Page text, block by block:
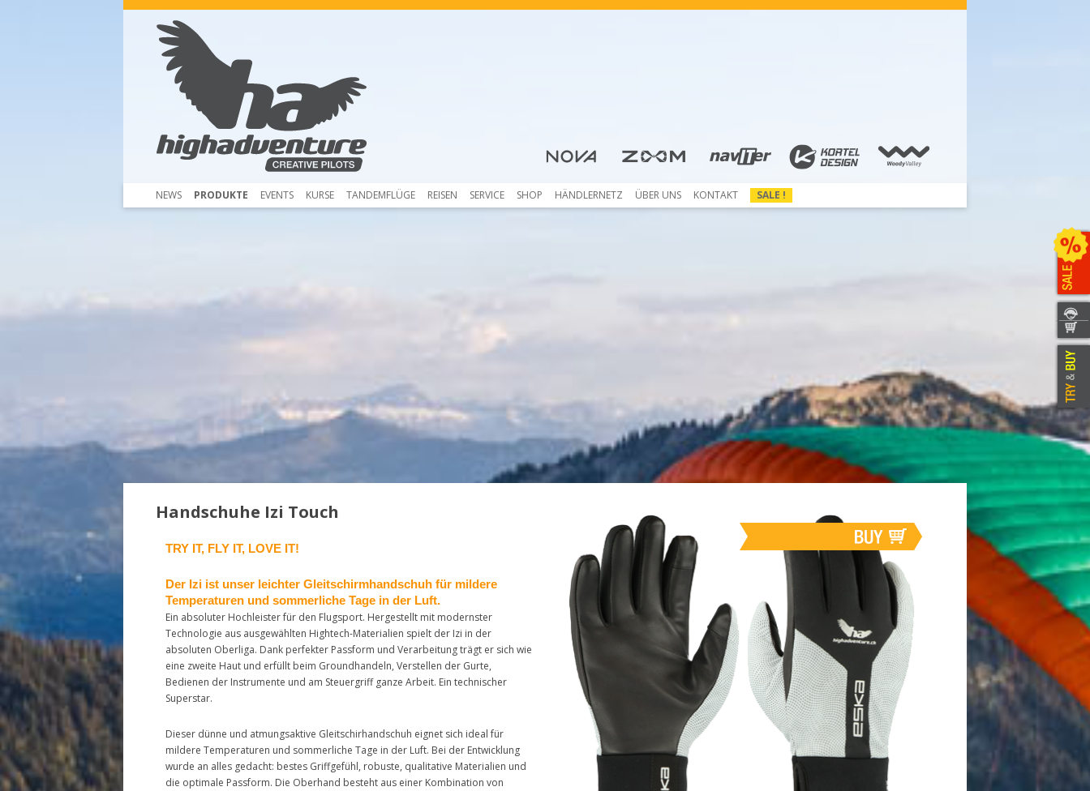
Skip to content
NEWS PRODUKTE EVENTS KURSE TANDEMFLÜGE REISEN SERVICE SHOP HÄNDLERNETZ ÜBER UNS KONTAKT SALE !
Handschuhe Izi Touch
TRY IT, FLY IT, LOVE IT!
Der Izi ist unser leichter Gleitschirmhandschuh für mildere
Temperaturen und sommerliche Tage in der Luft.
Ein absoluter Hochleister für den Flugsport. Hergestellt mit modernster
Technologie aus ausgewählten Hightech-Materialien spielt der Izi in der
absoluten Oberliga. Dank perfekter Passform und Verarbeitung trägt er sich wie
eine zweite Haut und erfüllt beim Groundhandeln, Verstellen der Gurte,
Bedienen der Instrumente und am Steuergriff ganze Arbeit. Ein technischer
Superstar.
Dieser dünne und atmungsaktive Gleitschirhandschuh eignet sich ideal für
mildere Temperaturen und sommerliche Tage in der Luft. Bei der Entwicklung
wurde an alles gedacht: bestes Griffgefühl, robuste, qualitative Materialien und
die optimale Passform. Die Oberhand besteht aus einer Kombination von